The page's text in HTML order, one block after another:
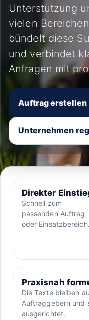
Unterstützung
vielen
bündelt diese
und verbindet
Anfragen mit
Auftrag erstellen
Unternehmen
Direkter
Schnell zum
passenden Auftrag
oder Einsatzbereich.
Praxisnah
Die Texte bleiben
Auftraggebern und
ausgerichtet.